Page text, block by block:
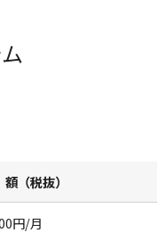
（税抜）
円/月